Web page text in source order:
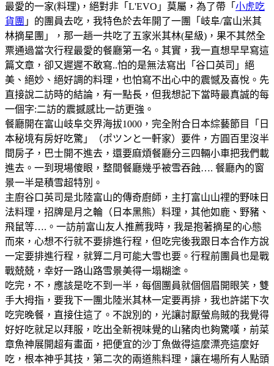
最愛的一家(料理)，絕對非「L'EVO」莫屬，為了帶「 小虎吃
貨團 」的團員去吃，我特色於去年開了一團「岐阜/富山米其
林摘星團」，那一趟一共吃了五家米其林(星級)，果不其然全
票通過當次行程最愛的餐廳第一名。其實，我一直想早早寫這
篇文章，卻又遲遲不敢寫..怕的是無法寫出「谷口英司」絕
美、絕妙、絕好調的料理，也怕寫不出心中的震憾及喜悅。先
直接說二訪時的結論，有一點長，但我想記下當時最真誠的每
一個字:二訪的震撼感比一訪更強。
餐廳開在富山岐阜交界海拔1000，完全附合日本綜藝節目「日
本秘境有房好吃驚」（ポツンと一軒家）要件，方圓百里沒半
間房子，巴士開不進去，還要麻煩餐廳分三四輛小車把我們載
進去。一到現場傻眼，整間餐廳幾乎被雪吞蝕…. 餐廳內的窗
景一半是積雪超特別。
主廚谷口英司是北陸富山的傳奇廚師，主打富山山𥚃的野味日
法料理，招牌是月之輪（日本黑熊）料理，其他如鹿、野豬、
飛鼠等….。一訪前富山友人推薦我時，我是抱著摘星的心態
而來，心想不行就不要排進行程，但吃完後我跟日本合作方說
一定要排進行程，就算二月可能大雪也要。行程前團員也是戰
戰兢兢，幸好一路山路雪景美得一塌糊塗。
吃完，不，應該是吃不到一半，每個團員就個個眉開眼笑，雙
手大拇指，要我下一團北陸米其林一定要再排，我也許諾下次
吃完晚餐，直接住這了。不說別的，光讓討厭螢烏賊的我覺得
好好吃就足以拜服，吃出全新視味覺的山豬肉也夠驚嘆，前菜
章魚神展開超有畫面，把便宜的沙丁魚做得這麼漂亮這麼好
吃，根本神乎其技，第二次的兩道熊料理，讓在場所有人點頭